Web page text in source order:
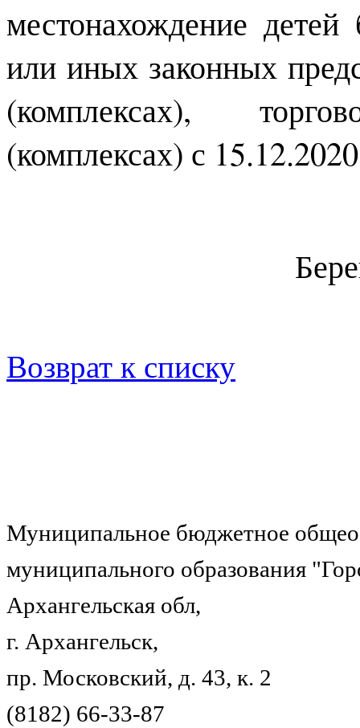
местонахождение
или иных законных
(комплексах),
(комплексах) с
Возврат к списку
Муниципальное бюджетное
муниципального образования
Архангельская обл,
г. Архангельск,
пр. Московский, д. 43, к. 2
(8182) 66-33-87